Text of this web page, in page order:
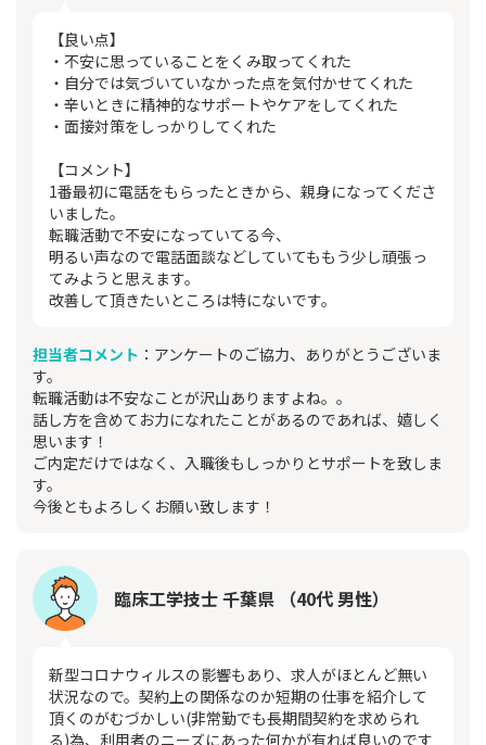
【良い点】
・不安に思っていることをくみ取ってくれた
・自分では気づいていなかった点を気付かせてくれた
・辛いときに精神的なサポートやケアをしてくれた
・面接対策をしっかりしてくれた
【コメント】
1番最初に電話をもらったときから、親身になってくださ
いました。
転職活動で不安になっていてる今、
明るい声なので電話面談などしていてももう少し頑張っ
てみようと思えます。
改善して頂きたいところは特にないです。
担当者コメント ：アンケートのご協力、ありがとうございま
す。
転職活動は不安なことが沢山ありますよね。。
話し方を含めてお力になれたことがあるのであれば、嬉しく
思います！
ご内定だけではなく、入職後もしっかりとサポートを致しま
す。
今後ともよろしくお願い致します！
臨床工学技士 千葉県 （40代 男性）
新型コロナウィルスの影響もあり、求人がほとんど無い
状況なので。契約上の関係なのか短期の仕事を紹介して
頂くのがむづかしい(非常勤でも長期間契約を求められ
る)為、利用者のニーズにあった何かが有れば良いのです